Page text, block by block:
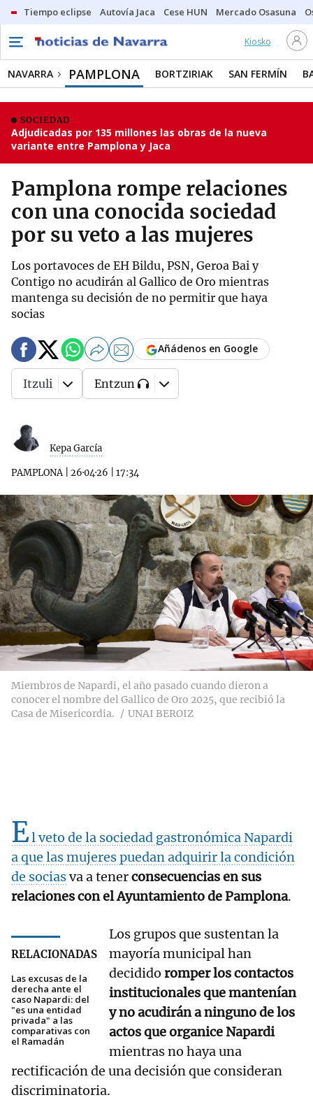
Tiempo eclipse Autovía Jaca Cese HUN Mercado Osasuna
Kiosko
NAVARRA PAMPLONA BORTZIRIAK SAN FERMÍN
SOCIEDAD
Adjudicadas por 135 millones las obras de la nueva
variante entre Pamplona y Jaca
Pamplona rompe relaciones
con una conocida sociedad
por su veto a las mujeres
Los portavoces de EH Bildu, PSN, Geroa Bai y
Contigo no acudirán al Gallico de Oro mientras
mantenga su decisión de no permitir que haya
socias
Kepa García
PAMPLONA| 26·04·26 17:34
Añádenos en Google
Itzuli Entzun
Miembros de Napardi, el año pasado cuando dieron a
conocer el nombre del Gallico de Oro 2025, que recibió la
Casa de Misericordia.
UNAI BEROIZ
El veto de la sociedad gastronómica Napardi
a que las mujeres puedan adquirir la condición
de sociasva a tenerconsecuencias en sus
relaciones con el Ayuntamiento de Pamplona.
RELACIONADAS
Las excusas de la
derecha ante el
caso Napardi: del
"es una entidad
privada" a las
comparativas con
el Ramadán
Los grupos que sustentan la
mayoría municipal han
decidido romper los contactos
institucionales que mantenían
y no acudirán a ninguno de los
actos que organice Napardi
mientras no haya una
rectificación de una decisión que consideran
discriminatoria.